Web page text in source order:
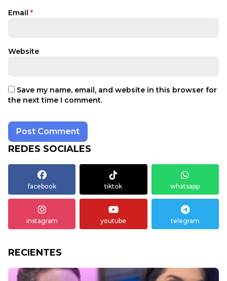
Email *
Website
Save my name, email, and website in this browser for
the next time I comment.
REDES SOCIALES
facebook tiktok whatsapp
instagram youtube telegram
RECIENTES